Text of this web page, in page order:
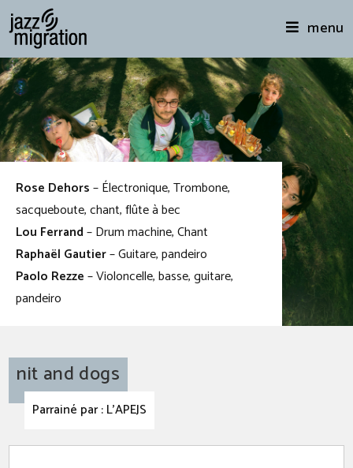
menu
Rose Dehors– Électronique, Trombone,
sacqueboute, chant, flûte à bec
Lou Ferrand– Drum machine, Chant
Raphaël Gautier– Guitare, pandeiro
Paolo Rezze– Violoncelle, basse, guitare,
pandeiro
nit and dogs
Parrainé par : L'APEJS